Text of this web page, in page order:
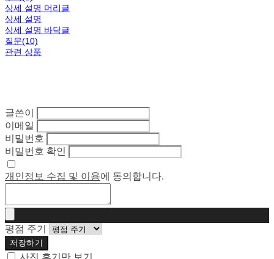
상세 설명 머리글
상세 설명
상세 설명 바닥글
질문(10)
관련 상품
글쓴이
이메일
비밀번호
비밀번호 확인
개인정보 수집 및 이용에 동의합니다.
평점 주기
저장하기
사진 후기만 보기